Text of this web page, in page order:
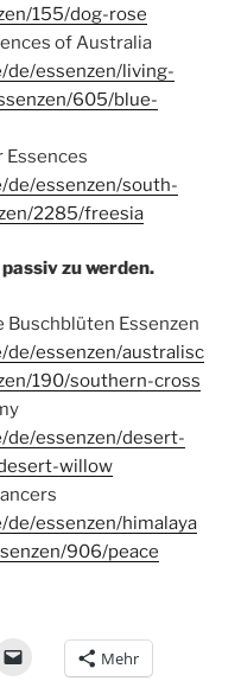
155/dog-rose
of Australia
de/essenzen/living-
605/blue-
Essences
de/essenzen/south-
2285/freesia
zu werden.
Buschblüten Essenzen
de/essenzen/australisc
190/southern-cross
de/essenzen/desert-
willow
de/essenzen/himalaya
906/peace
Mehr